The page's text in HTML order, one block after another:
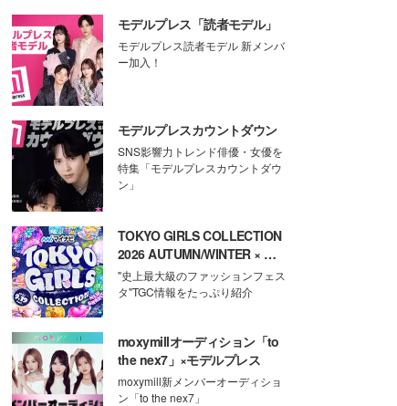
モデルプレス「読者モデル」
モデルプレス読者モデル 新メンバ
ー加入！
モデルプレスカウントダウン
SNS影響力トレンド俳優・女優を
特集「モデルプレスカウントダウ
ン」
TOKYO GIRLS COLLECTION
2026 AUTUMN/WINTER × モ
デルプレス
"史上最大級のファッションフェス
タ"TGC情報をたっぷり紹介
moxymillオーディション「to
the nex7」×モデルプレス
moxymill新メンバーオーディショ
ン「to the nex7」